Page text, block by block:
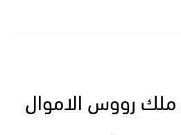
رووس الاموال